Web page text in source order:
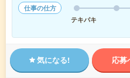
仕事の仕方
テキパキ
気になる! 応募